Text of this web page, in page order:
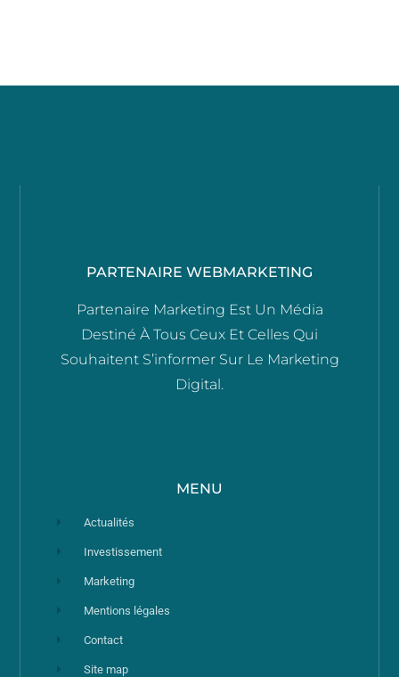
PARTENAIRE WEBMARKETING
Partenaire Marketing Est Un Média
Destiné À Tous Ceux Et Celles Qui
Souhaitent S’informer Sur Le Marketing
Digital.
MENU
Actualités
Investissement
Marketing
Mentions légales
Contact
Site map